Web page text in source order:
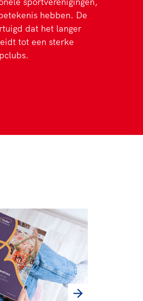
hebben. De
dat het langer
tot een sterke